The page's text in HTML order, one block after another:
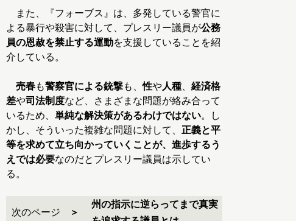
また、『フォーブス』は、多発している警官に
よる暴行や殺害に対して、プレスリー議員が公務
員の恩赦を禁止する運動を支援していることを紹
介している。
売春も警察官による銃撃も、性や人種
経済格
差や司法制度など、さまざまな問題が絡み合って
いるため、 単純な解決策があるわけではない。し
かし、そういった複雑な問題に対して、 正義と平
等を求めて立ち向かっていくことが、進歩するう
えでは必要なのだとプレスリー議員は示してい
る。
次のページ
州の指示に逆らってまで真実